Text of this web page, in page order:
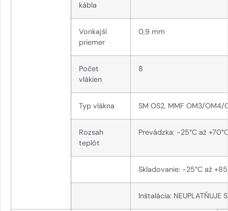
kábla
Vonkajší
priemer
0,9 mm
Počet
vlákien
8
Typ vlákna SM OS2, MMF OM3/OM4/
Rozsah
teplôt
Prevádzka: -25°C až
Skladovanie: -25°C až
Inštalácia: NEUPLATŇUJE